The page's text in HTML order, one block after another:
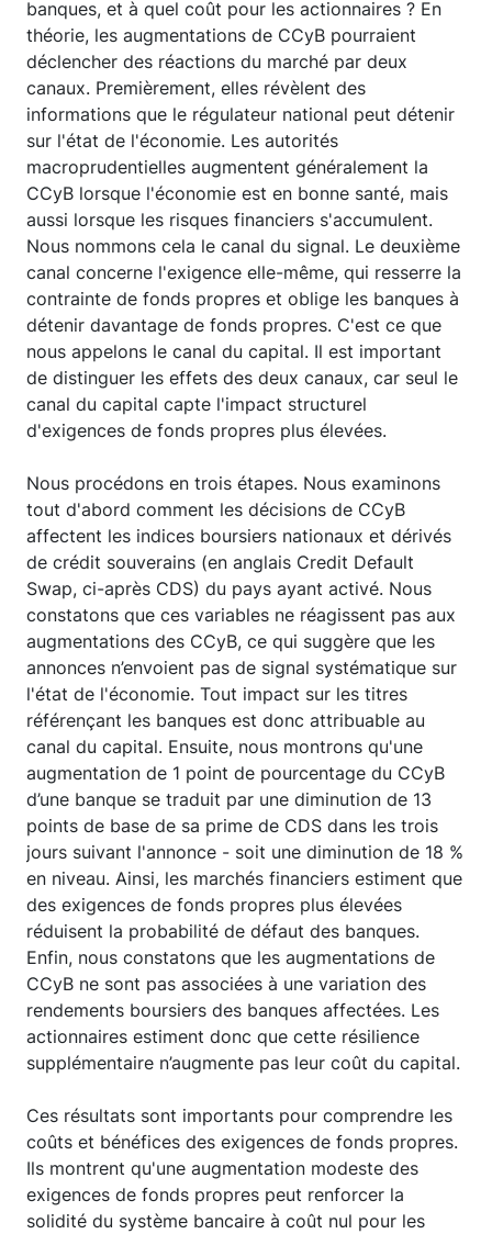
banques, et à quel coût pour les actionnaires ? En
théorie, les augmentations de CCyB pourraient
déclencher des réactions du marché par deux
canaux. Premièrement, elles révèlent des
informations que le régulateur national peut détenir
sur l'état de l'économie. Les autorités
macroprudentielles augmentent généralement la
CCyB lorsque l'économie est en bonne santé, mais
aussi lorsque les risques financiers s'accumulent.
Nous nommons cela le canal du signal. Le deuxième
canal concerne l'exigence elle-même, qui resserre la
contrainte de fonds propres et oblige les banques à
détenir davantage de fonds propres. C'est ce que
nous appelons le canal du capital. Il est important
de distinguer les effets des deux canaux, car seul le
canal du capital capte l'impact structurel
d'exigences de fonds propres plus élevées.
Nous procédons en trois étapes. Nous examinons
tout d'abord comment les décisions de CCyB
affectent les indices boursiers nationaux et dérivés
de crédit souverains (en anglais Credit Default
Swap, ci-après CDS) du pays ayant activé. Nous
constatons que ces variables ne réagissent pas aux
augmentations des CCyB, ce qui suggère que les
annonces n’envoient pas de signal systématique sur
l'état de l'économie. Tout impact sur les titres
référençant les banques est donc attribuable au
canal du capital. Ensuite, nous montrons qu'une
augmentation de 1 point de pourcentage du CCyB
d’une banque se traduit par une diminution de 13
points de base de sa prime de CDS dans les trois
jours suivant l'annonce - soit une diminution de 18 %
en niveau. Ainsi, les marchés financiers estiment que
des exigences de fonds propres plus élevées
réduisent la probabilité de défaut des banques.
Enfin, nous constatons que les augmentations de
CCyB ne sont pas associées à une variation des
rendements boursiers des banques affectées. Les
actionnaires estiment donc que cette résilience
supplémentaire n’augmente pas leur coût du capital.
Ces résultats sont importants pour comprendre les
coûts et bénéfices des exigences de fonds propres.
Ils montrent qu'une augmentation modeste des
exigences de fonds propres peut renforcer la
solidité du système bancaire à coût nul pour les